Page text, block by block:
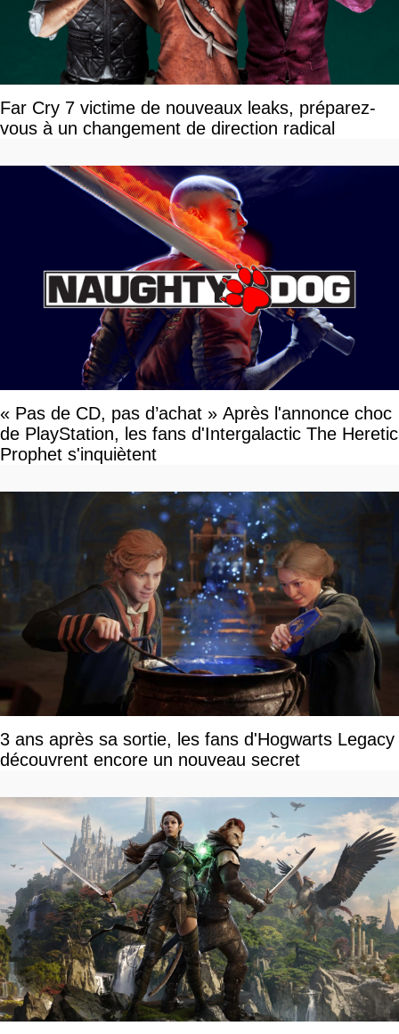
Far Cry 7 victime de nouveaux leaks, préparez-
vous à un changement de direction radical
« Pas de CD, pas d’achat » Après l'annonce choc
de PlayStation, les fans d'Intergalactic The Heretic
Prophet s'inquiètent
3 ans après sa sortie, les fans d'Hogwarts Legacy
découvrent encore un nouveau secret